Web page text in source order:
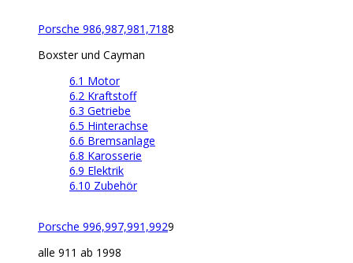
Porsche 986,987,981,7188
Boxster und Cayman
6.1 Motor
6.2 Kraftstoff
6.3 Getriebe
6.5 Hinterachse
6.6 Bremsanlage
6.8 Karosserie
6.9 Elektrik
6.10 Zubehör
Porsche 996,997,991,9929
alle 911 ab 1998